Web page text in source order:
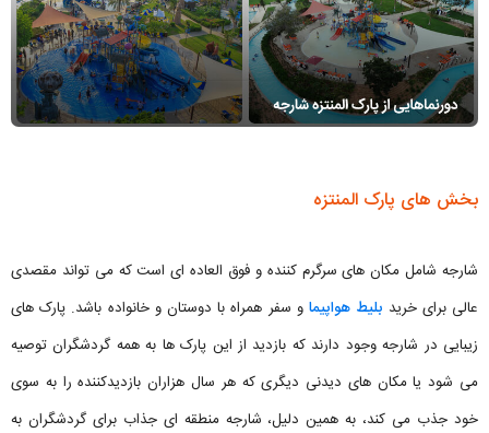
بخش های پارک المنتزه
شارجه شامل مکان های سرگرم کننده و فوق العاده ای است که می تواند مقصدی
عالی برای خرید بلیط هواپیماو سفر همراه با دوستان و خانواده باشد. پارک های
زیبایی در شارجه وجود دارند که بازدید از این پارک ها به همه گردشگران توصیه
می شود یا مکان های دیدنی دیگری که هر سال هزاران بازدیدکننده را به سوی
خود جذب می کند، به همین دلیل، شارجه منطقه ای جذاب برای گردشگران به